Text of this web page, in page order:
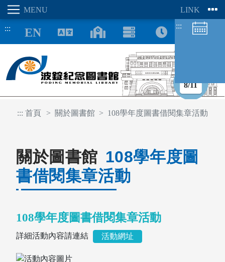
:::
8/11
:::
::: 首頁 關於圖書館 108學年度圖書借閱集章活動
關於圖書館 108學年度圖
書借閱集章活動
108學年度圖書借閱集章活動
詳細活動內容請連結 活動網址